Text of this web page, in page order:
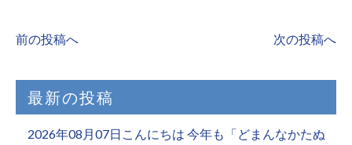
前の投稿へ 次の投稿へ
最新の投稿
2026年08月07日こんにちは 今年も「どまんなかたぬ